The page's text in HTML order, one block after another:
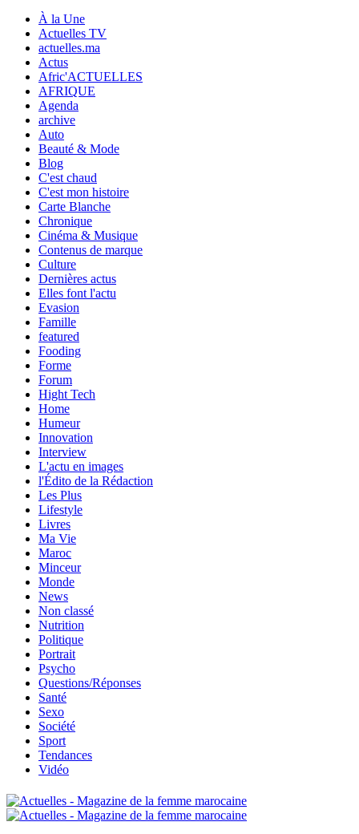
À la Une
Actuelles TV
actuelles.ma
Actus
Afric'ACTUELLES
AFRIQUE
Agenda
archive
Auto
Beauté & Mode
Blog
C'est chaud
C'est mon histoire
Carte Blanche
Chronique
Cinéma & Musique
Contenus de marque
Culture
Dernières actus
Elles font l'actu
Evasion
Famille
featured
Fooding
Forme
Forum
Hight Tech
Home
Humeur
Innovation
Interview
L'actu en images
l'Édito de la Rédaction
Les Plus
Lifestyle
Livres
Ma Vie
Maroc
Minceur
Monde
News
Non classé
Nutrition
Politique
Portrait
Psycho
Questions/Réponses
Santé
Sexo
Société
Sport
Tendances
Vidéo